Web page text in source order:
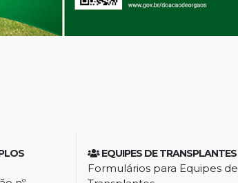
EQUIPES DE TRANSPLANTES
Formulários para Equipes de